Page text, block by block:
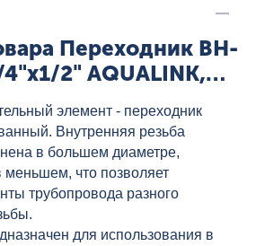
Переходник ВН-
2" AQUALINK,
элемент - переходник
Внутренняя резьба
в большем диаметре,
меньшем, что позволяет
трубопровода разного
для использования в